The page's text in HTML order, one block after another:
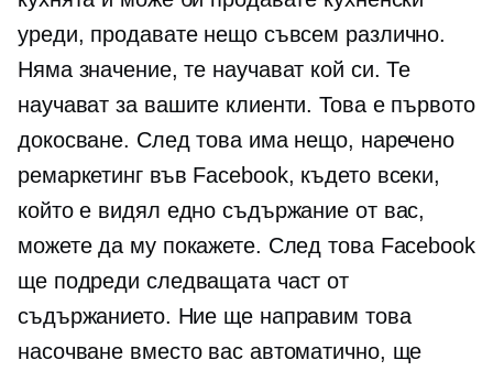
уреди, продавате нещо съвсем различно.
Няма значение, те научават кой си. Те
научават за вашите клиенти. Това е първото
докосване. След това има нещо, наречено
ремаркетинг във Facebook, където всеки,
който е видял едно съдържание от вас,
можете да му покажете. След това Facebook
ще подреди следващата част от
съдържанието. Ние ще направим това
насочване вместо вас автоматично, ще